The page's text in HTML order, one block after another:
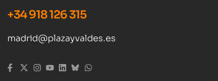
+34 918 126 315
madrid@plazayvaldes.es